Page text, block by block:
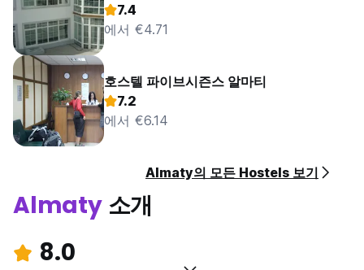
7.4
에서 €4.71
호스텔 파이브시즌스 알마티
7.2
에서 €6.14
Almaty의 모든 Hostels 보기
Almaty소개
8.0